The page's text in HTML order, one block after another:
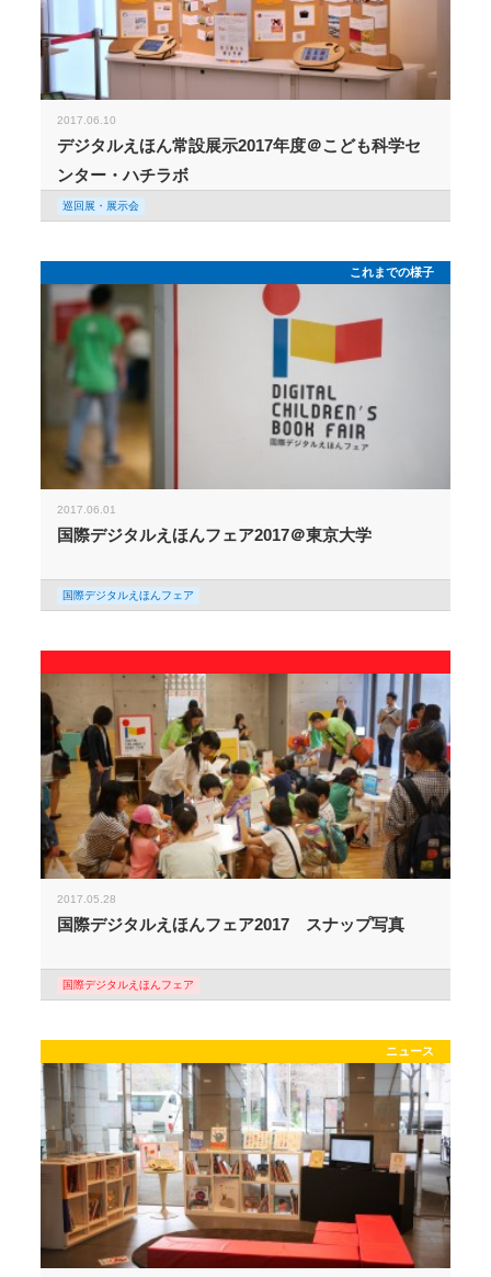
2017.06.10
デジタルえほん常設展示2017年度＠こども科学セ
ンター・ハチラボ
巡回展・展示会
これまでの様子
2017.06.01
国際デジタルえほんフェア2017＠東京大学
国際デジタルえほんフェア
2017.05.28
国際デジタルえほんフェア2017 スナップ写真
国際デジタルえほんフェア
ニュース